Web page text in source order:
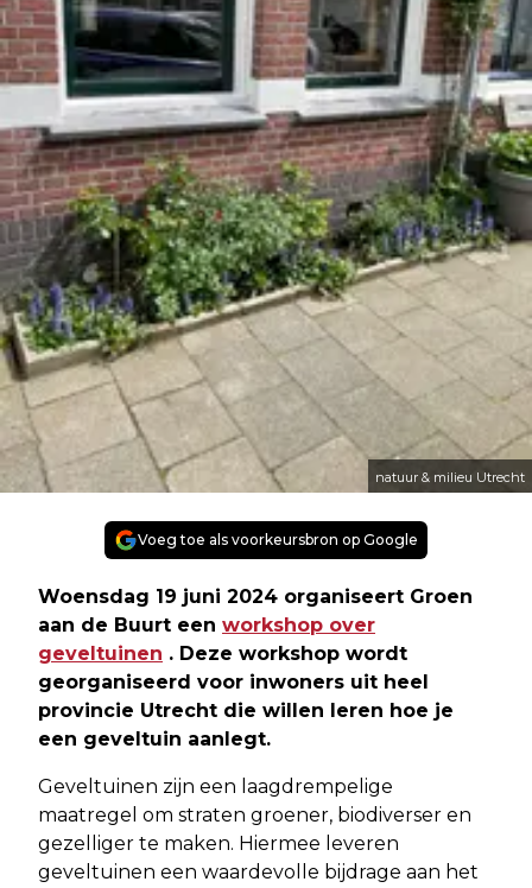
natuur & milieu Utrecht
Voeg toe als voorkeursbron op Google
Woensdag 19 juni 2024 organiseert Groen
aan de Buurt een workshop over
geveltuinen . Deze workshop wordt
georganiseerd voor inwoners uit heel
provincie Utrecht die willen leren hoe je
een geveltuin aanlegt.
Geveltuinen zijn een laagdrempelige
maatregel om straten groener, biodiverser en
gezelliger te maken. Hiermee leveren
geveltuinen een waardevolle bijdrage aan het